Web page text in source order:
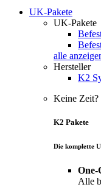
UK-Pakete
UK-Pakete
alle
Hersteller
K2
Keine Zeit?
K2 Pakete
Die komplette
One-
Alle